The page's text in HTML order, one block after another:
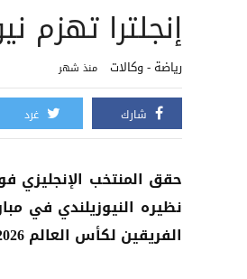
إنجلترا تهزم
رياضة - وكالات منذ شهر
شارك غرد
حقق المنتخب
نظيره النيوزيلندي في
الفريقين لكأس العالم 2026.